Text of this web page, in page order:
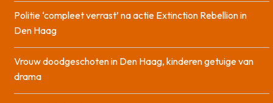
Politie ‘compleet verrast’ na actie Extinction Rebellion in
Den Haag
Vrouw doodgeschoten in Den Haag, kinderen getuige van
drama